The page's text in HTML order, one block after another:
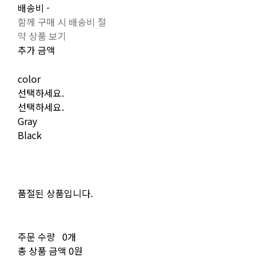
배송비 -
함께 구매 시 배송비 절
약 상품 보기
추가 금액
color
선택하세요.
선택하세요.
Gray
Black
품절된 상품입니다.
주문 수량 0개
총 상품 금액 0원